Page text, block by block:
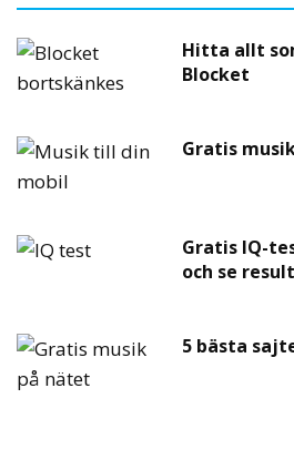
Hitta allt
Blocket
Gratis
Gratis IQ-
och se
5 bästa